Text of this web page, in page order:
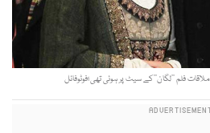
فلم ’’لگان‘‘کے سیٹ پر ہوئی تھی؛فوٹوفائل